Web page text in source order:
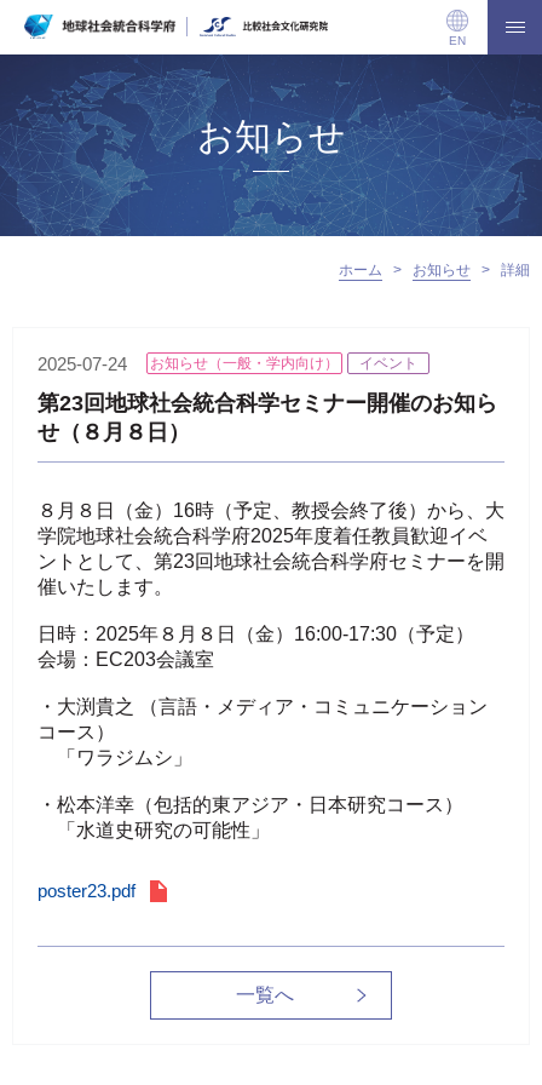
EN
お知らせ
ホーム > お知らせ > 詳細
2025-07-24 お知らせ（一般・学内向け） イベント
第23回地球社会統合科学セミナー開催のお知ら
せ（８月８日）
８月８日（金）16時（予定、教授会終了後）から、大
学院地球社会統合科学府2025年度着任教員歓迎イベ
ントとして、第23回地球社会統合科学府セミナーを開
催いたします。
日時：2025年８月８日（金）16:00-17:30（予定）
会場：EC203会議室
・大渕貴之 （言語・メディア・コミュニケーション
コース）
「ワラジムシ」
・松本洋幸（包括的東アジア・日本研究コース）
「水道史研究の可能性」
poster23.pdf
一覧へ